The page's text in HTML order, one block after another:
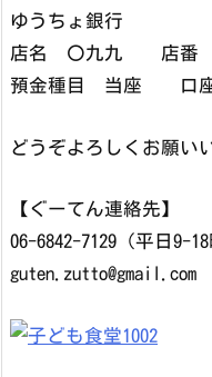
ゆうちょ銀行
店名 〇九九 店番
預金種目 当座 口座
どうぞよろしくお願い
【ぐーてん連絡先】
06-6842-7129（平日9-18
guten.zutto@gmail.com